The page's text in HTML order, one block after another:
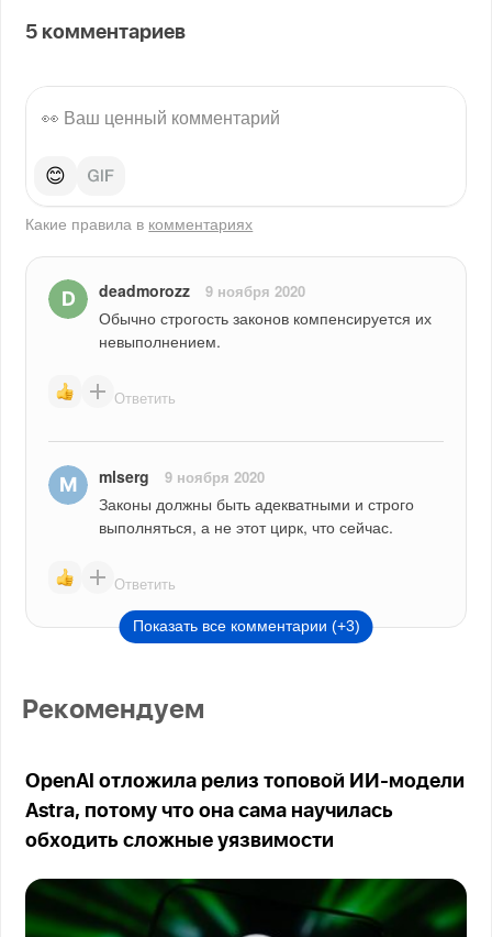
5 комментариев
😊
Какие правила в комментариях
deadmorozz 9 ноября 2020
Обычно строгость законов компенсируется их
невыполнением.
Ответить
mlserg 9 ноября 2020
Законы должны быть адекватными и строго
выполняться, а не этот цирк, что сейчас.
Ответить
Показать все комментарии (+3)
Рекомендуем
OpenAI отложила релиз топовой ИИ-модели
Astra, потому что она сама научилась
обходить сложные уязвимости